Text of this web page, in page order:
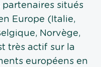
situés
Europe (Italie,
Norvège,
très actif sur la
européens en